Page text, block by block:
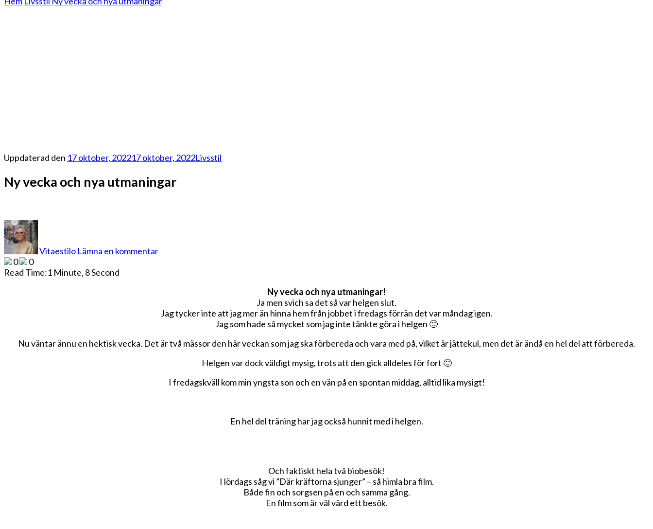
Uppdaterad den 17 oktober, 202217 oktober, 2022Livsstil
Ny vecka och nya utmaningar
Vitaestilo Lämna en kommentar
och
0
0
Read Time:1 Minute, 8 Second
Ny vecka och nya utmaningar!
Ja men svich sa det så var helgen slut.
Jag tycker inte att jag mer än hinna hem från jobbet i fredags förrän det var måndag igen.
Jag som hade så mycket som jag inte tänkte göra i helgen 🙂
Nu väntar ännu en hektisk vecka. Det är två mässor den här veckan som jag ska förbereda och vara med på, vilket är jättekul, men det är ändå en hel del att förbereda.
Helgen var dock väldigt mysig, trots att den gick alldeles för fort 🙂
I fredagskväll kom min yngsta son och en vän på en spontan middag, alltid lika mysigt!
En hel del träning har jag också hunnit med i helgen.
Och faktiskt hela två biobesök!
I lördags såg vi ”Där kräftorna sjunger” – så himla bra film.
Både fin och sorgsen på en och samma gång.
En film som är väl värd ett besök.